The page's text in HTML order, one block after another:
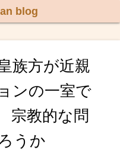
blog
族方が近親
ンの一室で
宗教的な問
うか